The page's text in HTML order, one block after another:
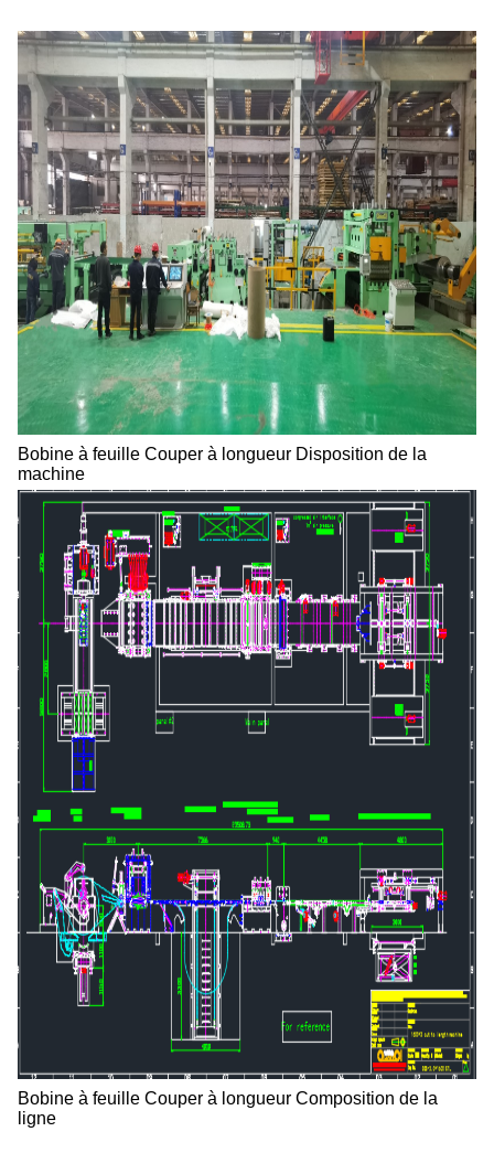
Bobine à feuille Couper à longueur Disposition de la
machine
Bobine à feuille Couper à longueur Composition de la
ligne